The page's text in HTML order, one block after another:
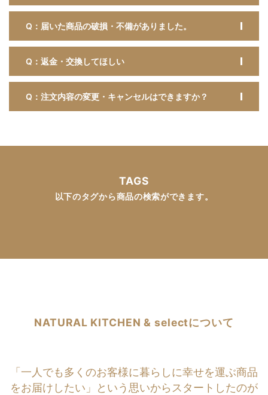
Q：届いた商品の破損・不備がありました。
Q：返金・交換してほしい
Q：注文内容の変更・キャンセルはできますか？
TAGS
以下のタグから商品の検索ができます。
NATURAL KITCHEN & selectについて
「一人でも多くのお客様に暮らしに幸せを運ぶ商品
をお届けしたい」という思いからスタートしたのが